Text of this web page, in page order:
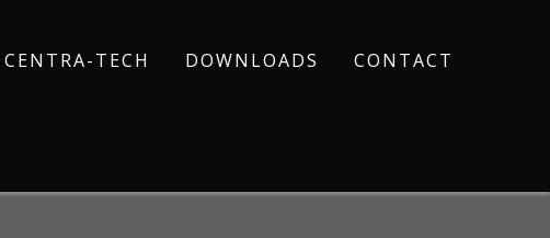
CENTRA-TECH DOWNLOADS CONTACT